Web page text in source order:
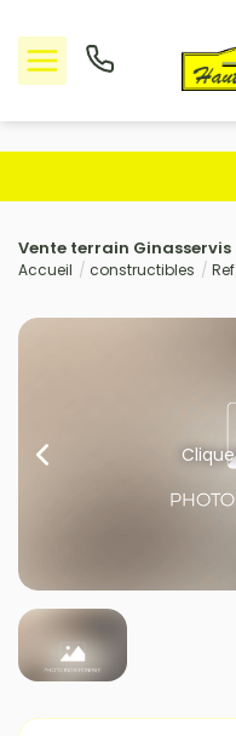
Nos offres
L'Agence
Rejoindre le
Estimation
Avis clients
Vente terrain Ginasservis
Accueil constructibles